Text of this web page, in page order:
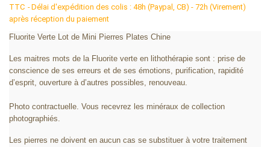
TTC
Délai d'expédition des colis : 48h (Paypal, CB) - 72h (Virement)
après réception du paiement
Fluorite Verte Lot de Mini Pierres Plates Chine
Les maitres mots de la Fluorite verte en lithothérapie sont : prise de
conscience de ses erreurs et de ses émotions, purification, rapidité
d’esprit, ouverture à d’autres possibles, renouveau.
Photo contractuelle. Vous recevrez les minéraux de collection
photographiés.
Les pierres ne doivent en aucun cas se substituer à votre traitement